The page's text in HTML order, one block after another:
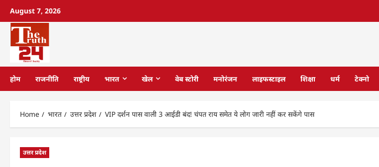
August 7, 2026
होम राजनीति राष्ट्रीय भारत खेल वेब स्टोरी मनोरंजन लाइफस्टाइल शिक्षा धर्म टेक्नो
Home भारत उत्तर प्रदेश VIP दर्शन पास वाली 3 आईडी बंद! चंपत राय समेत ये लोग जारी नहीं कर सकेंगे पास
उत्तर प्रदेश